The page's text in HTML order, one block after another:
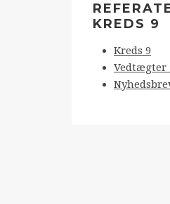
KREDS 9
Kreds 9
Vedtægter